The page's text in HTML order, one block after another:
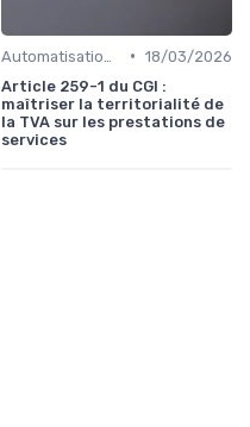
• 18/03/2026
Article 259-1 du CGI :
maîtriser la territorialité de
la TVA sur les prestations de
services